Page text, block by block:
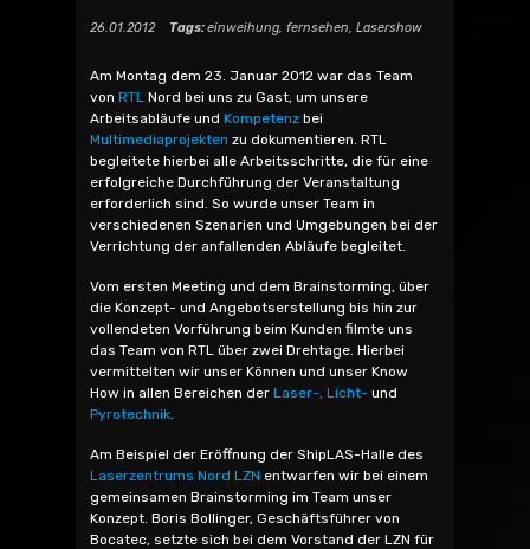
26.01.2012 Tags:einweihung, fernsehen, Lasershow
Am Montag dem 23. Januar 2012 war das Team
von RTL Nord bei uns zu Gast, um unsere
Arbeitsabläufe und Kompetenz bei
Multimediaprojekten zu dokumentieren. RTL
begleitete hierbei alle Arbeitsschritte, die für eine
erfolgreiche Durchführung der Veranstaltung
erforderlich sind. So wurde unser Team in
verschiedenen Szenarien und Umgebungen bei der
Verrichtung der anfallenden Abläufe begleitet.
Vom ersten Meeting und dem Brainstorming, über
die Konzept- und Angebotserstellung bis hin zur
vollendeten Vorführung beim Kunden filmte uns
das Team von RTL über zwei Drehtage. Hierbei
vermittelten wir unser Können und unser Know
How in allen Bereichen der Laser-, Licht- und
Pyrotechnik
Am Beispiel der Eröffnung der ShipLAS-Halle des
Laserzentrums Nord LZN entwarfen wir bei einem
gemeinsamen Brainstorming im Team unser
Konzept. Boris Bollinger, Geschäftsführer von
Bocatec, setzte sich bei dem Vorstand der LZN für